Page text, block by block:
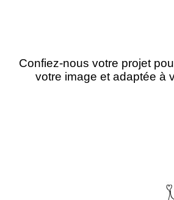
Confiez-nous votre projet
votre image et adaptée à